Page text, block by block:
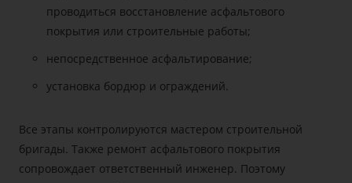
проводиться восстановление асфальтового
покрытия или строительные работы;
непосредственное асфальтирование;
установка бордюр и ограждений.
Все этапы контролируются мастером строительной
бригады. Также ремонт асфальтового покрытия
сопровождает ответственный инженер. Поэтому